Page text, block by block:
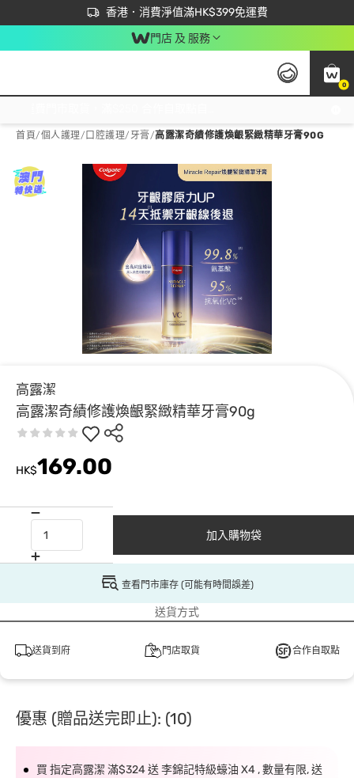
香港．消費淨值滿HK$399免運費
立即成為易賞錢會員盡享獨家優惠
首次APP下單買滿$450 輸入 NEWAPP 即減$50
門店 及 服務
0
首頁/個人護理/ 口腔護理/牙膏/高露潔奇績修護煥齦緊緻精華牙膏90G
高露潔
高露潔奇績修護煥齦緊緻精華牙膏90g
HK$169.00
加入購物袋
查看門市庫存 (可能有時間誤差)
送貨方式
送貨到府 門店取貨 合作自取點
優惠 (贈品送完即止): (10)
買 指定高露潔 滿$324 送 李錦記特級蠔油 X4 , 數量有限, 送